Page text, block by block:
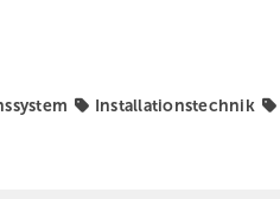
Installationstechnik